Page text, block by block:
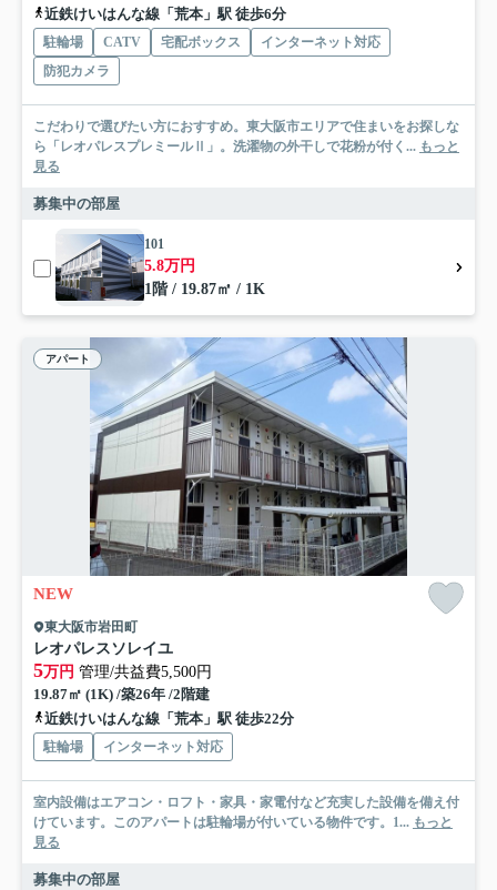
近鉄けいはんな線「荒本」駅 徒歩6分
駐輪場 CATV 宅配ボックス
インターネット対応
防犯カメラ
こだわりで選びたい方におすすめ。東大阪市エリアで住まいをお探しな
ら「レオパレスプレミールⅡ」。洗濯物の外干しで花粉が付く... もっと
見る
募集中の部屋
101
5.8万円
1階 / 19.87㎡ / 1K
アパート
NEW
東大阪市岩田町
レオパレスソレイユ
5万円 管理/共益費5,500円
19.87㎡ (1K) /築26年 /2階建
近鉄けいはんな線「荒本」駅 徒歩22分
駐輪場 インターネット対応
室内設備はエアコン・ロフト・家具・家電付など充実した設備を備え付
けています。このアパートは駐輪場が付いている物件です。1... もっと
見る
募集中の部屋